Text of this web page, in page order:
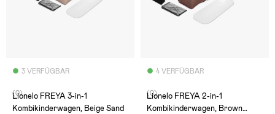
3 VERFÜGBAR
(0)
Lionelo FREYA 3-in-1
Kombikinderwagen, Beige Sand
4 VERFÜGBAR
(0)
Lionelo FREYA 2-in-1
Kombikinderwagen, Brown